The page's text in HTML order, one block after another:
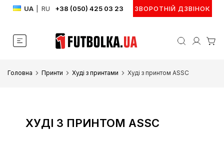
UA RU +38 (050) 425 03 23 ЗВОРОТНІЙ ДЗВІНОК
Головна Принти Худі з принтами Худі з принтом ASSC
ХУДІ З ПРИНТОМ ASSC